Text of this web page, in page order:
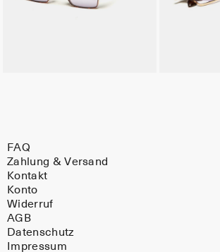
FAQ
Zahlung & Versand
Kontakt
Konto
Widerruf
AGB
Datenschutz
Impressum